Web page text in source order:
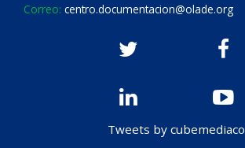
Correo: centro.documentacion@olade.org
Tweets by cubemediaco